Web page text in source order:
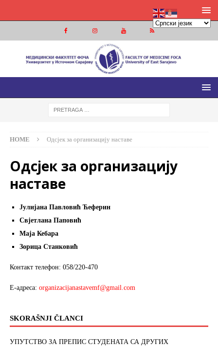
МЕДИЦИНСКИ ФАКУЛТЕТ ФОЧА
МЕДИЦИНСКИ ФАКУЛТЕТ УНИВЕРЗИТЕТА У ИСТОЧНОМ
HOME Одсјек за организацију наставе
Одсјек за организацију
наставе
Јулијана Павловић Ћеферин
Свјетлана Паповић
Маја Кебара
Зорица Станковић
Контакт телефон: 058/220-470
Е-адреса: organizacijanastavemf@gmail.com
SKORAŠNJI ČLANCI
УПУТСТВО ЗА ПРЕПИС СТУДЕНАТА СА ДРУГИХ